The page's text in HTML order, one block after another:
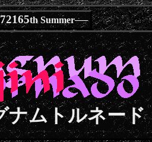
th Summer──
ナムトルネード